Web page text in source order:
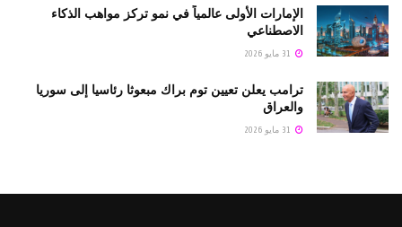
الإمارات الأولى عالمياً في نمو تركز مواهب الذكاء
الاصطناعي
ترامب يعلن تعيين توم براك مبعوثا رئاسيا إلى سوريا
والعراق